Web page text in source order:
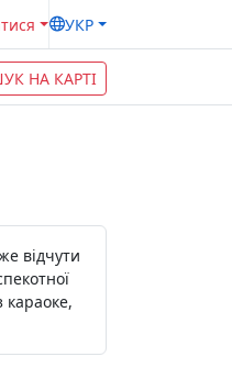
УКР
НА КАРТІ
відчути
караоке,